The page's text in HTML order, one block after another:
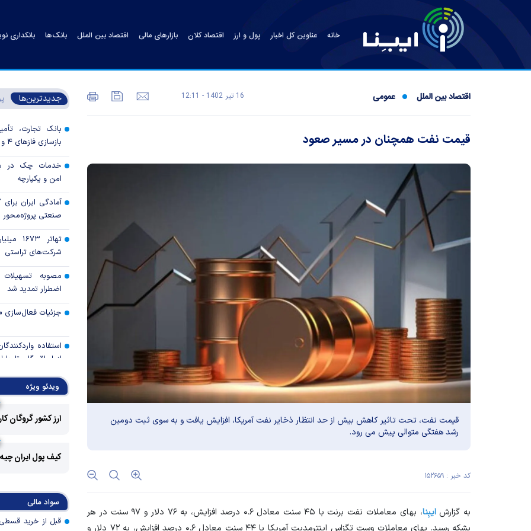
خانه عناوین کل اخبار پول و ارز اقتصاد کلان بازارهای مالی اقتصاد بین الملل بانک‌ها بانکداری
اقتصاد بین الملل عمومی 16 تير 1402 - 12:11
قیمت نفت همچنان در مسیر صعود
قیمت نفت، تحت تاثیر کاهش بیش از حد انتظار ذخایر نفت آمریکا، افزایش یافت و به سوی ثبت دومین
رشد هفتگی متوالی پیش می رود.
کد خبر : ۱۵۲۶۵۹
به گزارشایبِنا
، بهای معاملات نفت برنت با ۴۵ سنت معادل ۰.۶ درصد افزایش، به ۷۶ دلار و ۹۷ سنت در هر
بشکه رسید. بهای معاملات وست تگزاس اینترمدیت آمریکا با ۴۴ سنت معادل ۰.۶ درصد افزایش، به ۷۲ دلار و
جدیدترین‌ها
بانک تجارت،
بازسازی فاز‌های ۴ و ۵ پارس جنوبی
خدمات چک در
امن و یکپارچه
آمادگی ایران
صنعتی
تهاتر
شرکت‌های تراستی
مصوبه
اضطرار تمدید شد
جزئیات فعال‌سازی
استفاده
رالی وال‌استریت،
جهان با
پروژه‌ها در اولویت
اولویت‌های
اقتصاد جنگی
ویدئو ویژه
ارز کشور گروگان
کیف پول ایران
سواد مالی